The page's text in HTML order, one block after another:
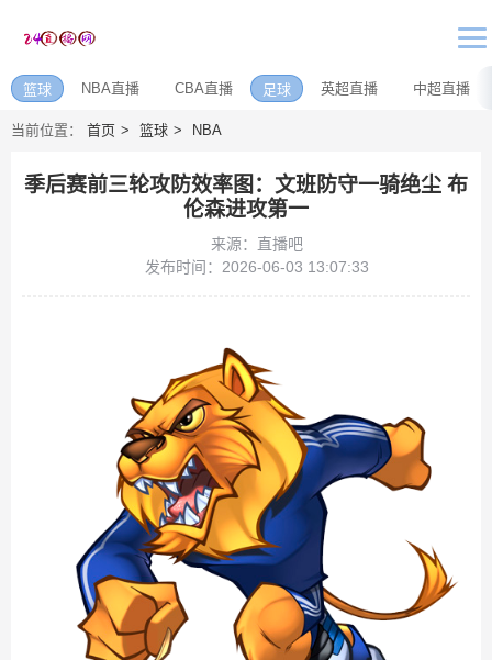
篮球 NBA直播 CBA直播 足球 英超直播 中超直播
当前位置： 首页 篮球 NBA
季后赛前三轮攻防效率图：文班防守一骑绝尘 布
伦森进攻第一
来源：直播吧
发布时间：2026-06-03 13:07:33